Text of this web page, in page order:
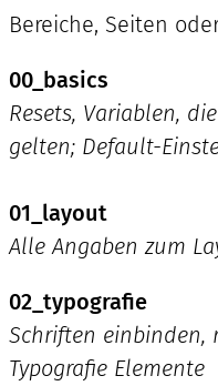
Bereiche, Seiten
00_basics
Resets, Variablen,
gelten; Default-
01_layout
Alle Angaben zum
02_typografie
Schriften einbinden,
Typografie Elemente